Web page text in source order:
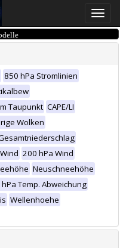
Toggle
850 hPa Stromlinien
Taupunkt CAPE/LI
Wolken
200 hPa Wind
Neuschneehöhe
Temp. Abweichung
Wellenhoehe